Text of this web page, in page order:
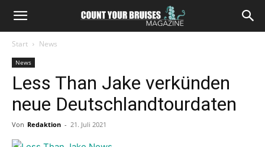
Start News
News
Less Than Jake verkünden
neue Deutschlandtourdaten
Von Redaktion - 21. Juli 2021